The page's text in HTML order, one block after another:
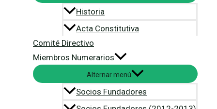
Historia
Acta Constitutiva
Comité Directivo
Miembros Numerarios
Alternar menú
Socios Fundadores